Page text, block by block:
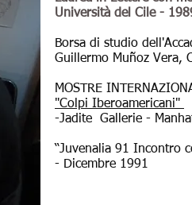
Università del Cile -
Borsa di studio
Guillermo Muñoz Vera,
MOSTRE
"Colpi Iberoamericani"
-Jadite Gallerie -
“Juvenalia 91 Incontro
- Dicembre 1991